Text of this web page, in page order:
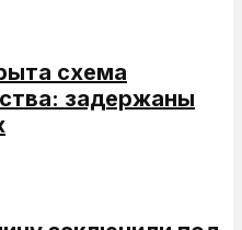
схема
задержаны